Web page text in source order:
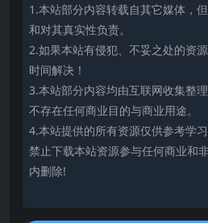
1.本站部分内容转载自其它媒体，
和对其真实性负责。
2.如果本站有侵犯、不妥之处的资
时间解决！
3.本站部分内容均由互联网收集整
不存在任何商业目的与商业用途。
4.本站提供的所有资源仅供参考学
禁止下载本站资源参与任何商业和
内删除!